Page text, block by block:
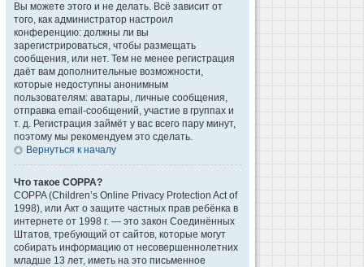
Вы можете этого и не делать. Всё зависит от
того, как администратор настроил
конференцию: должны ли вы
зарегистрироваться, чтобы размещать
сообщения, или нет. Тем не менее регистрация
даёт вам дополнительные возможности,
которые недоступны анонимным
пользователям: аватары, личные сообщения,
отправка email-сообщений, участие в группах и
т. д. Регистрация займёт у вас всего пару минут,
поэтому мы рекомендуем это сделать.
Вернуться к началу
Что такое COPPA?
COPPA (Children’s Online Privacy Protection Act of
1998), или Акт о защите частных прав ребёнка в
интернете от 1998 г. — это закон Соединённых
Штатов, требующий от сайтов, которые могут
собирать информацию от несовершеннолетних
младше 13 лет, иметь на это письменное